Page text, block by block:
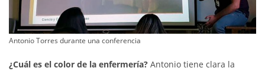
Antonio Torres durante una conferencia
¿Cuál es el color de la enfermería? Antonio tiene clara la